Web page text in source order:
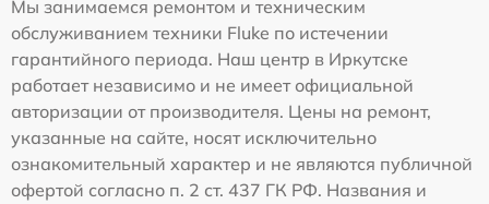
Мы занимаемся ремонтом и техническим
обслуживанием техники Fluke по истечении
гарантийного периода. Наш центр в Иркутске
работает независимо и не имеет официальной
авторизации от производителя. Цены на ремонт,
указанные на сайте, носят исключительно
ознакомительный характер и не являются публичной
офертой согласно п. 2 ст. 437 ГК РФ. Названия и